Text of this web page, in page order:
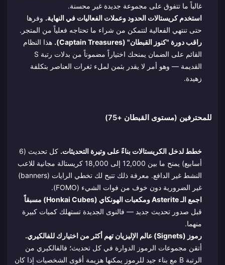
غالباً ما تتفوق على مجموعة جديدة غير محسنة.
استخدم كريستالات الحدود وعملات الفعاليات في النهاية. وفرها
حتى تنتهي الفعالية لتتمكن من شراء ما تحتاجه فعلياً من المتجر.
راقب دورة "كنوز القبطان" (Captain Treasures).
هذا النظام
القائم على الضمان يمنحك اختياراً مضموناً من بدلات رتبة S
القديمة — وهو أمر لا يقدر بثمن لملء ثغرات العناصر بتكلفة
زهيدة.
للمحترفين (مستوى القبطان +75)
خطط لدخل الكريستالات بناءً على وتيرة التحديثات.
كل تحديث (6
أسابيع) يمنح ما بين 12,000 إلى 18,000 كريستالة مجانية للاعب
النشط غير الدافع. معرفة ذلك تتيح لك تخطي الرايات (banners)
غير الضرورية دون خوف من فوات الشيء (FOMO).
اجمع الـ Asterite ومكعبات الهونكاي (Honkai Cubes) مسبقاً
قبل صدور تحديث جديد — فالنوى الجديدة تستهلك كميات كبيرة
منهما.
رموز (Signets) عالم الإليزيان تهم أكثر من اختيارك للفالكيري.
أتقن مجموعات الرموز الدوارة في كل تحديث؛ فالفالكيري من
الرتبة B مع بناء جيد للرموز يمكنها هزيمة أقوى الشخصيات إذا كان